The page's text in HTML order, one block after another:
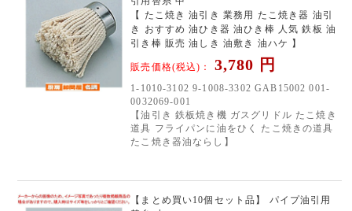
【 たこ焼き 油引き 業務用 たこ焼き器 油引
き おすすめ 油ひき器 油ひき棒 人気 鉄板 油
引き棒 販売 油しき 油敷き 油ハケ 】
販売価格(税込)： 3,780 円
1-1010-3102 9-1008-3302 GAB15002 001-
0032069-001
【油引き 鉄板焼き機 ガスグリドル たこ焼き
道具 フライパンに油をひく たこ焼きの道具
たこ焼き器油ならし】
【まとめ買い10個セット品】 パイプ油引用